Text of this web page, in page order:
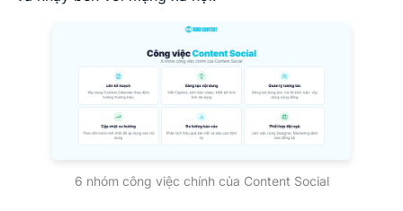
6 nhóm công việc chính của Content Social